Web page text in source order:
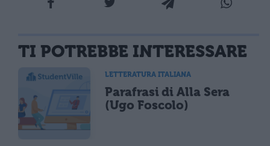
TI POTREBBE INTERESSARE
LETTERATURA ITALIANA
Parafrasi di Alla Sera
(Ugo Foscolo)